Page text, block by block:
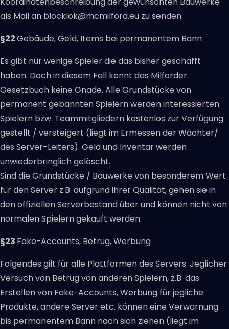
als Mail an blocklok@mcmilford.eu zu senden.
§22Gebäude, Geld, Items bei permanentem Bann
Es gibt nur wenige Spieler die das bisher geschafft
haben. Doch in diesem Fall kennt das Milforder
Gesetzbuch keine Gnade. Alle Grundstücke von
permanent gebannten Spielern werden interessierten
Spielern bzw. Teammitgliedern kostenlos zur Verfügung
gestellt / versteigert (liegt im Ermessen der Wächter/
des Server-Leiters). Geld und Inventar werden
unwiederbringlich gelöscht.
Sind die Grundstücke / Bauwerke von besonderem Wert
für den Server z.B. aufgrund ihrer Qualität, gehen sie in
den offiziellen Serverbestand über und können nicht von
normalen Spielern gekauft werden.
§23 Fake-Accounts, Betrug, Werbung
Folgendes gilt für alle Plattformen des Servers. Jeglicher
Versuch von Betrug von anderen Spielern, z.B. das
Erstellen von Fake-Accounts, Werbung für jegliche
Produkte, andere Server etc. können eine Verwarnung
bis permanentem Bann nach sich ziehen (liegt im